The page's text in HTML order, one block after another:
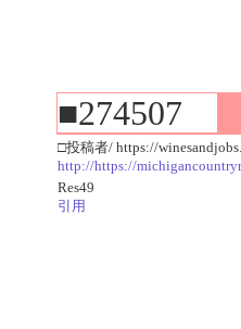
■274507
□投稿者/ https://
http://https://
Res49
引用